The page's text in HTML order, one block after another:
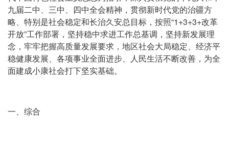
九届二中、三中、四中全会精神，贯彻新时代党的治疆方
略、特别是社会稳定和长治久安总目标，按照“1+3+3+改革
开放”工作部署，坚持稳中求进工作总基调，坚持新发展理
念，牢牢把握高质量发展要求，地区社会大局稳定、经济平
稳健康发展、各项事业全面进步、人民生活不断改善，为全
面建成小康社会打下坚实基础。
一、综合